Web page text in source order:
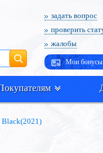
задать вопрос
проверить
жалобы
Мои бонусы
Поиск